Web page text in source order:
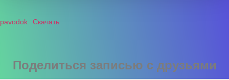
pavodok Скачать
Поделиться записью с друзьями